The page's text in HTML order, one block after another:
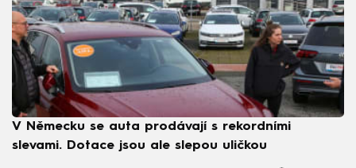
V Německu se auta prodávají s rekordními
slevami. Dotace jsou ale slepou uličkou